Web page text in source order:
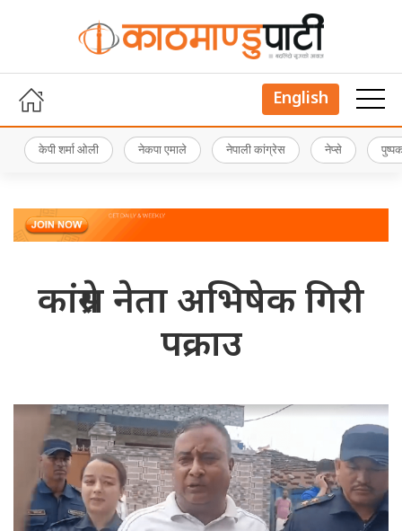
English
केपी शर्मा ओली नेकपा एमाले नेपाली कांग्रेस नेप्से
कांग्रेस नेता अभिषेक गिरी
पक्राउ